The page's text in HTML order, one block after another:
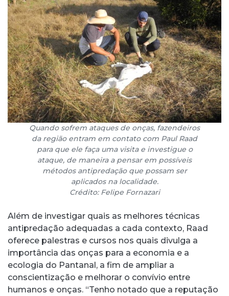
Quando sofrem ataques de onças, fazendeiros
da região entram em contato com Paul Raad
para que ele faça uma visita e investigue o
ataque, de maneira a pensar em possíveis
métodos antipredação que possam ser
aplicados na localidade.
Crédito: Felipe Fornazari
Além de investigar quais as melhores técnicas
antipredação adequadas a cada contexto, Raad
oferece palestras e cursos nos quais divulga a
importância das onças para a economia e a
ecologia do Pantanal, a fim de ampliar a
conscientização e melhorar o convívio entre
humanos e onças. “Tenho notado que a reputação